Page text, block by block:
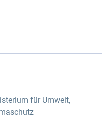
für Umwelt,